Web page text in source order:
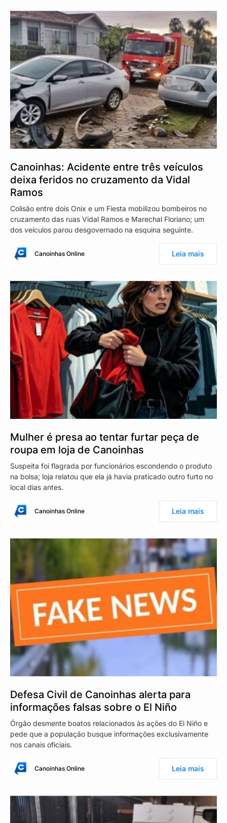
Canoinhas: Acidente entre três veículos
deixa feridos no cruzamento da Vidal
Ramos
Colisão entre dois Onix e um Fiesta mobilizou bombeiros no
cruzamento das ruas Vidal Ramos e Marechal Floriano; um
dos veículos parou desgovernado na esquina seguinte.
Canoinhas Online Leia mais
Mulher é presa ao tentar furtar peça de
roupa em loja de Canoinhas
Suspeita foi flagrada por funcionários escondendo o produto
na bolsa; loja relatou que ela já havia praticado outro furto no
local dias antes.
Canoinhas Online Leia mais
Defesa Civil de Canoinhas alerta para
informações falsas sobre o El Niño
Órgão desmente boatos relacionados às ações do El Niño e
pede que a população busque informações exclusivamente
nos canais oficiais.
Canoinhas Online Leia mais